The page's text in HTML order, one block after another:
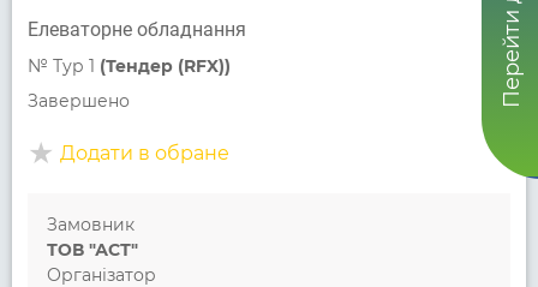
Елеваторне обладнання
№ Тур 1 (Тендер (RFX))
Завершено
Додати в обране
Замовник
ТОВ "АСТ"
Організатор